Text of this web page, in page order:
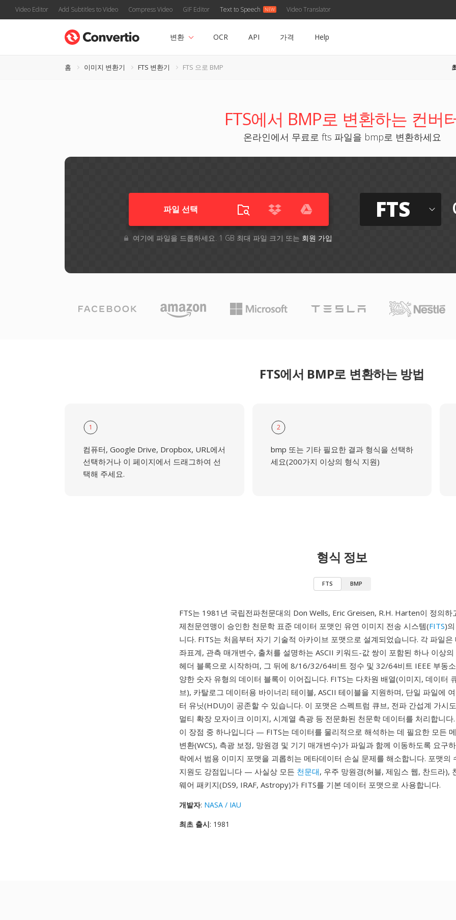
Video Editor Add Subtitles to Video Compress Video GIF Editor Text to Speech Video Translator
변환 OCR API 가격 Help
홈 이미지 변환기 FTS 변환기 FTS 으로 BMP
FTS에서 BMP로 변환하는 컨버
온라인에서 무료로 fts 파일을 bmp로 변환하세요
파일 선택
여기에 파일을 드롭하세요. 1 GB 최대 파일 크기 또는 회원 가입
FTS
FTS에서 BMP로 변환하는 방법
1
컴퓨터, Google Drive, Dropbox, URL에서
선택하거나 이 페이지에서 드래그하여 선
택해 주세요.
2
bmp 또는 기타 필요한 결과 형식을 선택하
세요(200가지 이상의 형식 지원)
형식 정보
FTS BMP
FTS는 1981년 국립전파천문대의 Don Wells, Eric Greisen, R.H. Harten이 정의하
제천문연맹이 승인한 천문학 표준 데이터 포맷인 유연 이미지 전송 시스템(FITS)
니다. FITS는 처음부터 자기 기술적 아카이브 포맷으로 설계되었습니다. 각 파일은
좌표계, 관측 매개변수, 출처를 설명하는 ASCII 키워드-값 쌍이 포함된 하나 이상
헤더 블록으로 시작하며, 그 뒤에 8/16/32/64비트 정수 및 32/64비트 IEEE 부동
양한 숫자 유형의 데이터 블록이 이어집니다. FITS는 다차원 배열(이미지, 데이터
브), 카탈로그 데이터용 바이너리 테이블, ASCII 테이블을 지원하며, 단일 파일에
터 유닛(HDU)이 공존할 수 있습니다. 이 포맷은 스펙트럼 큐브, 전파 간섭계 가시
멀티 확장 모자이크 이미지, 시계열 측광 등 전문화된 천문학 데이터를 처리합니다
이 장점 중 하나입니다 — FITS는 데이터를 물리적으로 해석하는 데 필요한 모든
변환(WCS), 측광 보정, 망원경 및 기기 매개변수)가 파일과 함께 이동하도록 요구
락에서 범용 이미지 포맷을 괴롭히는 메타데이터 손실 문제를 해소합니다. 포맷의
지원도 강점입니다 — 사실상 모든 천문대, 우주 망원경(허블, 제임스 웹, 찬드라),
웨어 패키지(DS9, IRAF, Astropy)가 FITS를 기본 데이터 포맷으로 사용합니다.
개발자: NASA / IAU
최초 출시: 1981